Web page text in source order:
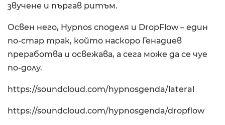
звучене и пъргав ритъм.
Освен него, Hypnos споделя и DropFlow – един
по-стар трак, който наскоро Генадиев
преработва и освежава, а сега може да се чуе
по-долу.
https://soundcloud.com/hypnosgenda/lateral
https://soundcloud.com/hypnosgenda/dropflow